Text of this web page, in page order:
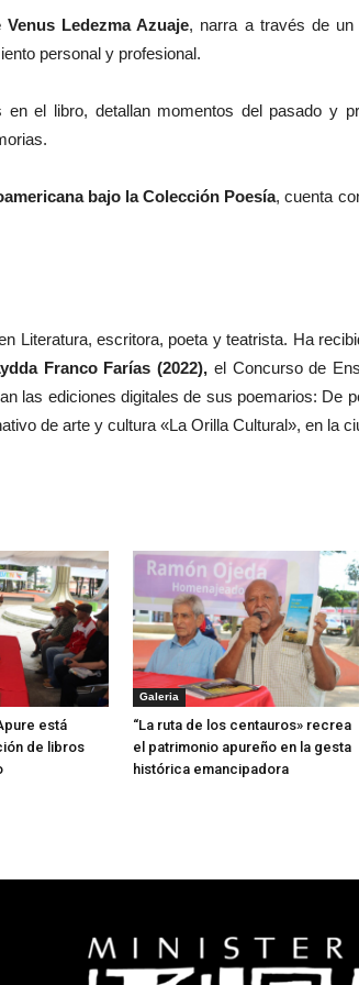
Ledezma Azuaje, narra a través de
personal y profesional.
el libro, detallan momentos del pasado y
bajo la Colección Poesía, cuenta
Literatura, escritora, poeta y teatrista. Ha
Franco Farías (2022), el Concurso de
las ediciones digitales de sus poemarios:
de arte y cultura «La Orilla Cultural», en la
está
de libros
Galeria
“La ruta de los centauros» recrea
el patrimonio apureño en la gesta
histórica emancipadora